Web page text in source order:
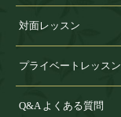
対面レッスン
プライベートレッスン
Q&A よくある質問